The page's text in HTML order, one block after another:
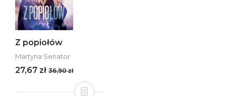
Z popiołów
Martyna Senator
27,67 zł 36,90 zł